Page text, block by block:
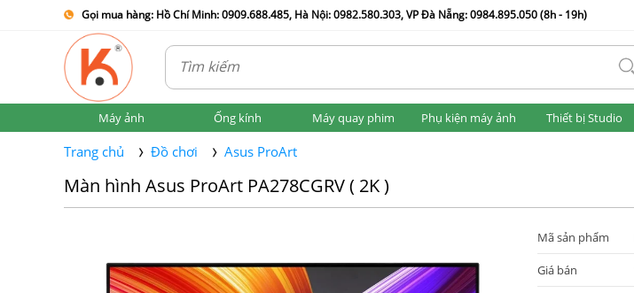
Gọi mua hàng: Hồ Chí Minh: 0909.688.485, Hà Nội: 0982.580.303, VP Đà Nẵng: 0984.895.050 (8h - 19h)
tlk
Máy ảnh Ống kính Máy quay phim Phụ kiện máy ảnh Thiết bị Studio
Trang chủ Đồ chơi Asus ProArt
Màn hình Asus ProArt PA278CGRV ( 2K )
Mã sản phẩm
Giá bán